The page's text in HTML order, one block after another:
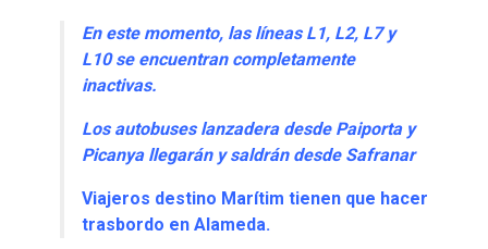
En este momento, las líneas L1, L2, L7 y
L10 se encuentran completamente
inactivas.
Los autobuses lanzadera desde Paiporta y
Picanya llegarán y saldrán desde Safranar
Viajeros destino Marítim tienen que hacer
trasbordo en Alameda.